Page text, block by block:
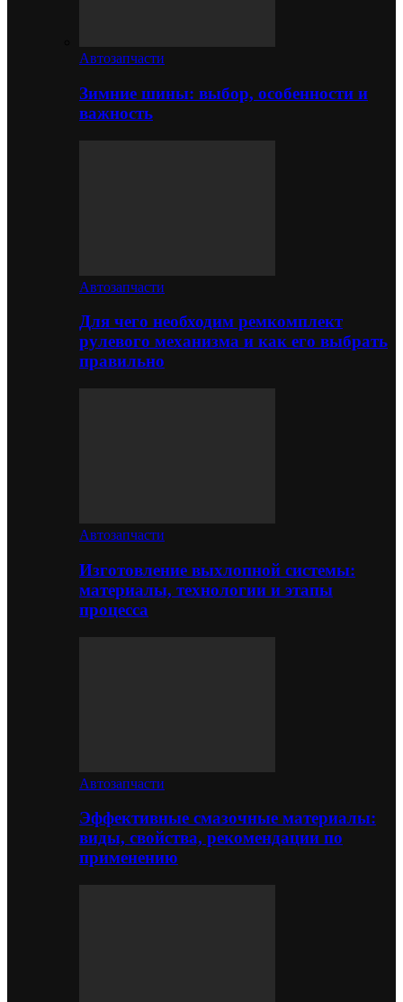
Автозапчасти
Зимние шины: выбор, особенности и
важность
Автозапчасти
Для чего необходим ремкомплект
рулевого механизма и как его выбрать
правильно
Автозапчасти
Изготовление выхлопной системы:
материалы, технологии и этапы
процесса
Автозапчасти
Эффективные смазочные материалы:
виды, свойства, рекомендации по
применению